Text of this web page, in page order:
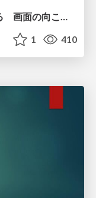
画面の向こうから「気づき」を得る 画面の向こうを「物差し」として捉える
1 410